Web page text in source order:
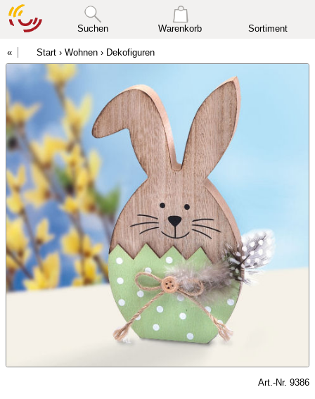
Suchen Warenkorb Sortiment
Start › Wohnen › Dekofiguren
Art.-Nr. 9386